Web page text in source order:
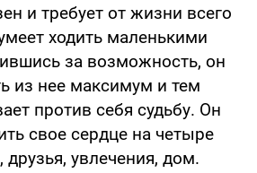
и требует от жизни всего
ходить маленькими
за возможность, он
из нее максимум и тем
против себя судьбу. Он
свое сердце на четыре
друзья, увлечения, дом.